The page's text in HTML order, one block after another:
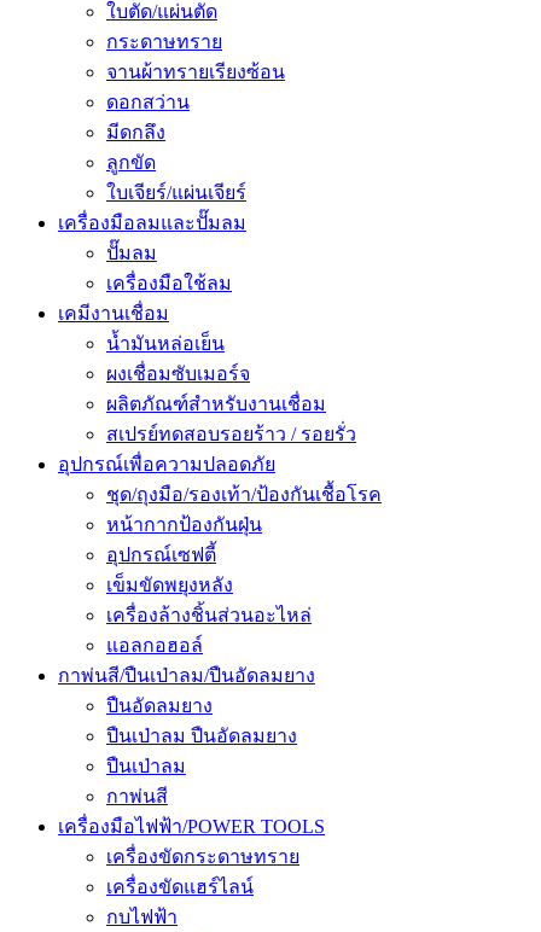
ใบตัด/แผ่นตัด
กระดาษทราย
จานผ้าทรายเรียงซ้อน
ดอกสว่าน
มีดกลึง
ลูกขัด
ใบเจียร์/แผ่นเจียร์
เครื่องมือลมและปั๊มลม
ปั๊มลม
เครื่องมือใช้ลม
เคมีงานเชื่อม
น้ำมันหล่อเย็น
ผงเชื่อมซับเมอร์จ
ผลิตภัณฑ์สำหรับงานเชื่อม
สเปรย์ทดสอบรอยร้าว / รอยรั่ว
อุปกรณ์เพื่อความปลอดภัย
ชุด/ถุงมือ/รองเท้า/ป้องกันเชื้อโรค
หน้ากากป้องกันฝุ่น
อุปกรณ์เซฟตี้
เข็มขัดพยุงหลัง
เครื่องล้างชิ้นส่วนอะไหล่
แอลกอฮอล์
กาพ่นสี/ปืนเป่าลม/ปืนอัดลมยาง
ปืนอัดลมยาง
ปืนเป่าลม ปืนอัดลมยาง
ปืนเป่าลม
กาพ่นสี
เครื่องมือไฟฟ้า/POWER TOOLS
เครื่องขัดกระดาษทราย
เครื่องขัดแฮร์ไลน์
กบไฟฟ้า